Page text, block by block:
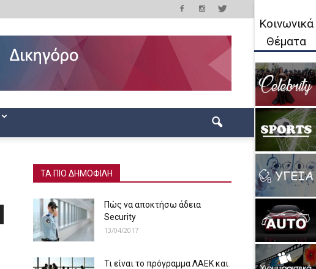
ΤΑ ΠΙΟ ΔΗΜΟΦΙΛΗ
Πώς να αποκτήσω άδεια
Security
13/04/2017
Τι είναι το πρόγραμμα ΛΑΕΚ και
Κοινωνικά
Θέματα